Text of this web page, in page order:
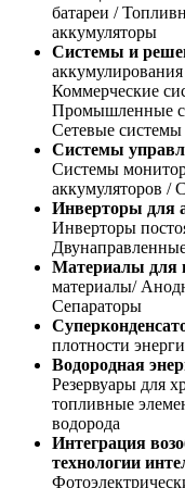
батареи /
аккумуляторы
Системы и
Коммерческие
Промышленные
Сетевые системы
Системы
Системы
аккумуляторов /
Инверторы для
Инверторы
Материалы для
материалы/
Сепараторы
плотности
Водородная
Резервуары для
топливные
водорода
Интеграция
технологии